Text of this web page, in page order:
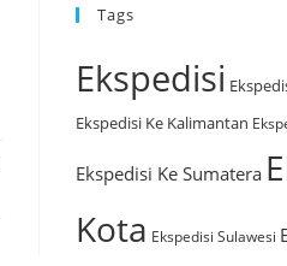
Tags
Ekspedisi
Ekspedisi Ke Kalimantan
Ekspedisi Ke Sumatera
Kota Ekspedisi Sulawesi